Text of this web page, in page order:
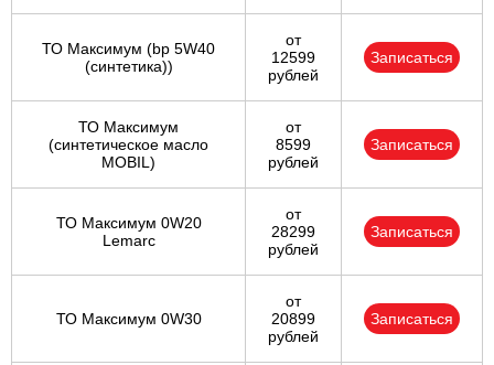
ТО Максимум (bp 5W40
(синтетика))
от
12599
рублей
Записаться
ТО Максимум
(cинтетическое масло
MOBIL)
от
8599
рублей
Записаться
ТО Максимум 0W20
Lemarc
от
28299
рублей
Записаться
ТО Максимум 0W30
от
20899
рублей
Записаться